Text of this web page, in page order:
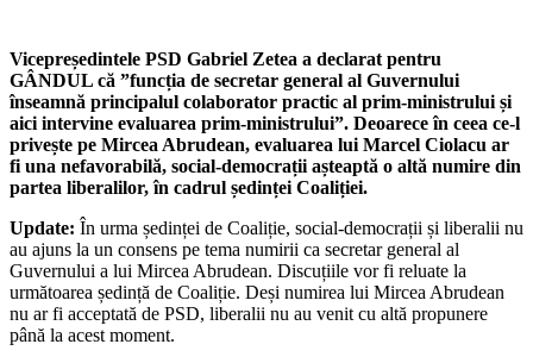
Vicepreședintele PSD Gabriel Zetea a declarat pentru
GÂNDUL că ”funcția de secretar general al Guvernului
înseamnă principalul colaborator practic al prim-ministrului și
aici intervine evaluarea prim-ministrului”. Deoarece în ceea ce-l
privește pe Mircea Abrudean, evaluarea lui Marcel Ciolacu ar
fi una nefavorabilă, social-democrații așteaptă o altă numire din
partea liberalilor, în cadrul ședinței Coaliției.
Update: În urma ședinței de Coaliție, social-democrații și liberalii nu
au ajuns la un consens pe tema numirii ca secretar general al
Guvernului a lui Mircea Abrudean. Discuțiile vor fi reluate la
următoarea ședință de Coaliție. Deși numirea lui Mircea Abrudean
nu ar fi acceptată de PSD, liberalii nu au venit cu altă propunere
până la acest moment.